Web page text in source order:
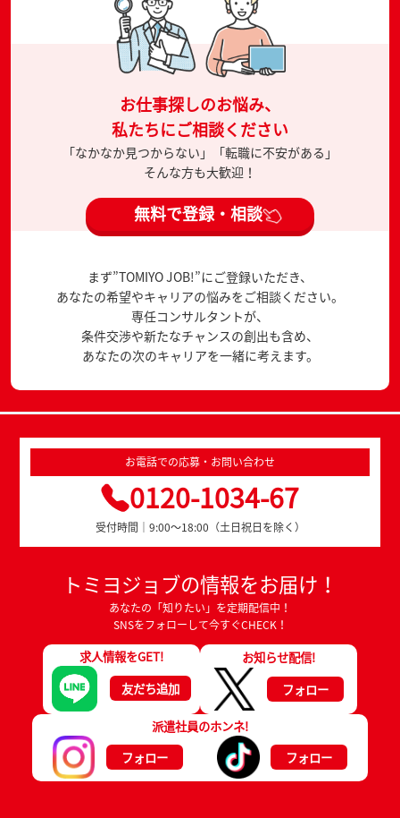
お仕事探しのお悩み、
私たちにご相談ください
「なかなか見つからない」「転職に不安がある」
そんな方も大歓迎！
無料で登録・相談
まず”TOMIYO JOB!”にご登録いただき、
あなたの希望やキャリアの悩みをご相談ください。
専任コンサルタントが、
条件交渉や新たなチャンスの創出も含め、
あなたの次のキャリアを一緒に考えます。
お電話での応募・お問い合わせ
0120-1034-67
受付時間｜9:00～18:00（土日祝日を除く）
トミヨジョブの情報をお届け！
あなたの「知りたい」を定期配信中！
SNSをフォローして今すぐCHECK！
求人情報をGET!
友だち追加
お知らせ配信!
フォロー
派遣社員のホンネ!
フォロー
フォロー